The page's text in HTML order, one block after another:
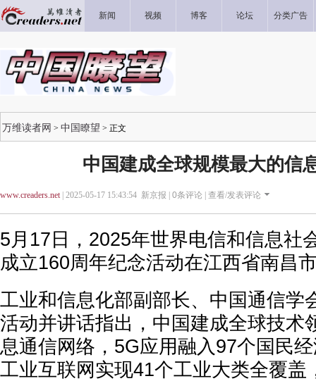
新闻 视频 博客 论坛 分类广告
万维读者网 > 中国瞭望 > 正文
中国建成全球规模最大的信
www.creaders.net| 2025-05-17 15:43:54 新京报 | 0条评论 | 查看/发表评论
5月17日，2025年世界电信和信息社
成立160周年纪念活动在江西省南昌
工业和信息化部副部长、中国通信学
活动并讲话指出，中国建成全球技术
息通信网络，5G应用融入97个国民
工业互联网实现41个工业大类全覆盖